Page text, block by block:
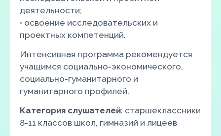
деятельности;
• освоение исследовательских и
проектных компетенций.
Интенсивная программа рекомендуется
учащимся социально-экономического,
социально-гуманитарного и
гуманитарного профилей.
Категория слушателей: старшеклассники
8-11 классов школ, гимназий и лицеев